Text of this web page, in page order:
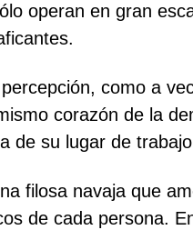
operan en gran
como a
corazón de la
de su lugar de
filosa navaja que
de cada persona.